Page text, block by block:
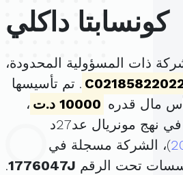
كونسابتا داكلي
ذات المسؤولية المحدودة،
. تم تأسيسها
10000 د.ت
،
ويقع مقرها الرئيسي في نهج مونريال عد27د
)، الشركة مسجلة في
تحت الرقم 1776047J
.